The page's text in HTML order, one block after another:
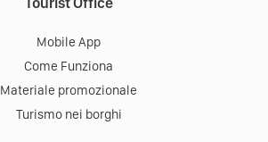
Mobile App
Come Funziona
Materiale promozionale
Turismo nei borghi